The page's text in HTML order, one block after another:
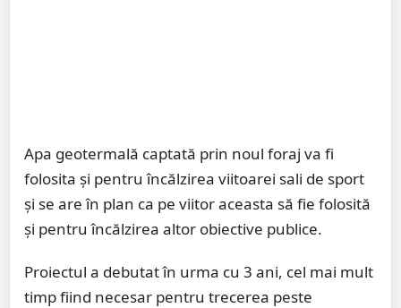
Apa geotermală captată prin noul foraj va fi
folosita și pentru încălzirea viitoarei sali de sport
și se are în plan ca pe viitor aceasta să fie folosită
și pentru încălzirea altor obiective publice.
Proiectul a debutat în urma cu 3 ani, cel mai mult
timp fiind necesar pentru trecerea peste